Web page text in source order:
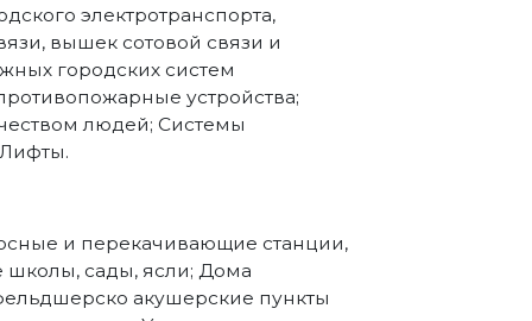
электротранспорта,
вышек сотовой связи и
городских систем
устройства;
людей; Системы
и перекачивающие станции,
школы, сады, ясли; Дома
акушерские пункты